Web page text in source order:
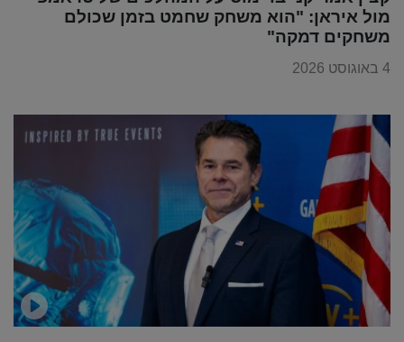
מול איראן: "הוא משחק שחמט בזמן שכולם
משחקים דמקה"
4 באוגוסט 2026